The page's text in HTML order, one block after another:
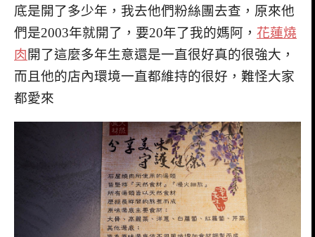
底是開了多少年，我去他們粉絲團去查，原來他
們是2003年就開了，要20年了我的媽阿， 花蓮燒
肉 開了這麼多年生意還是一直很好真的很強大，
而且他的店內環境一直都維持的很好，難怪大家
都愛來